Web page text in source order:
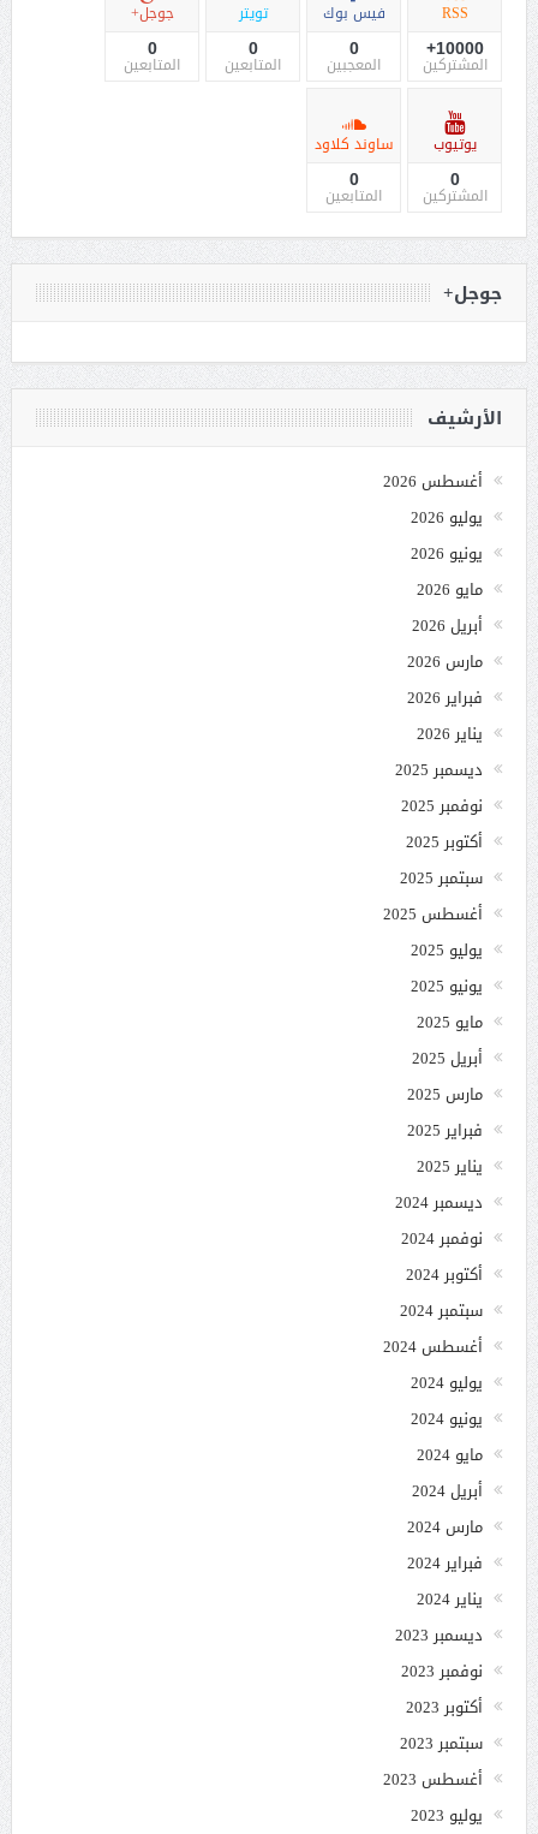
RSS
10000+
المشتركين
فيس بوك
0
المعجبين
تويتر
0
المتابعين
جوجل+
0
المتابعين
يوتيوب
0
المشتركين
ساوند كلاود
0
المتابعين
جوجل+
الأرشيف
أغسطس 2026
يوليو 2026
يونيو 2026
مايو 2026
أبريل 2026
مارس 2026
فبراير 2026
يناير 2026
ديسمبر 2025
نوفمبر 2025
أكتوبر 2025
سبتمبر 2025
أغسطس 2025
يوليو 2025
يونيو 2025
مايو 2025
أبريل 2025
مارس 2025
فبراير 2025
يناير 2025
ديسمبر 2024
نوفمبر 2024
أكتوبر 2024
سبتمبر 2024
أغسطس 2024
يوليو 2024
يونيو 2024
مايو 2024
أبريل 2024
مارس 2024
فبراير 2024
يناير 2024
ديسمبر 2023
نوفمبر 2023
أكتوبر 2023
سبتمبر 2023
أغسطس 2023
يوليو 2023